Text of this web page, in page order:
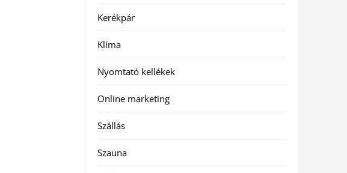
Kerékpár
Klíma
Nyomtató kellékek
Online marketing
Szállás
Szauna